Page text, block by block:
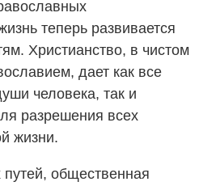
теперь развивается
Христианство, в чистом
дает как все
человека, так и
разрешения всех
жизни.
общественная